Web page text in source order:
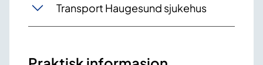
Transport Haugesund sjukehus